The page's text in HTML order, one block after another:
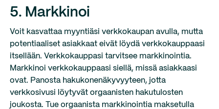
5. Markkinoi
Voit kasvattaa myyntiäsi verkkokaupan avulla, mutta
potentiaaliset asiakkaat eivät löydä verkkokauppaasi
itsellään. Verkkokauppasi tarvitsee markkinointia.
Markkinoi verkkokauppaasi siellä, missä asiakkaasi
ovat. Panosta hakukonenäkyvyyteen, jotta
verkkosivusi löytyvät orgaanisten hakutulosten
joukosta. Tue orgaanista markkinointia maksetulla